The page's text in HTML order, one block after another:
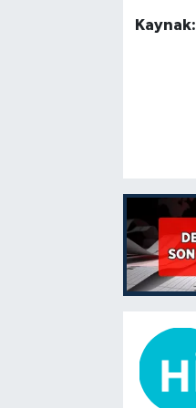
Kaynak: